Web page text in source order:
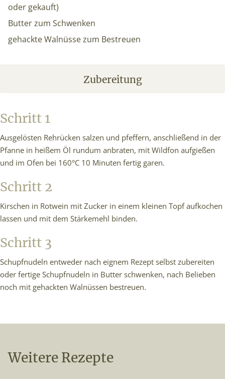
oder gekauft)
Butter zum Schwenken
gehackte Walnüsse zum Bestreuen
Zubereitung
Schritt 1
Ausgelösten Rehrücken salzen und pfeffern, anschließend in der
Pfanne in heißem Öl rundum anbraten, mit Wildfon aufgießen
und im Ofen bei 160°C 10 Minuten fertig garen.
Schritt 2
Kirschen in Rotwein mit Zucker in einem kleinen Topf aufkochen
lassen und mit dem Stärkemehl binden.
Schritt 3
Schupfnudeln entweder nach eignem Rezept selbst zubereiten
oder fertige Schupfnudeln in Butter schwenken, nach Belieben
noch mit gehackten Walnüssen bestreuen.
Weitere Rezepte